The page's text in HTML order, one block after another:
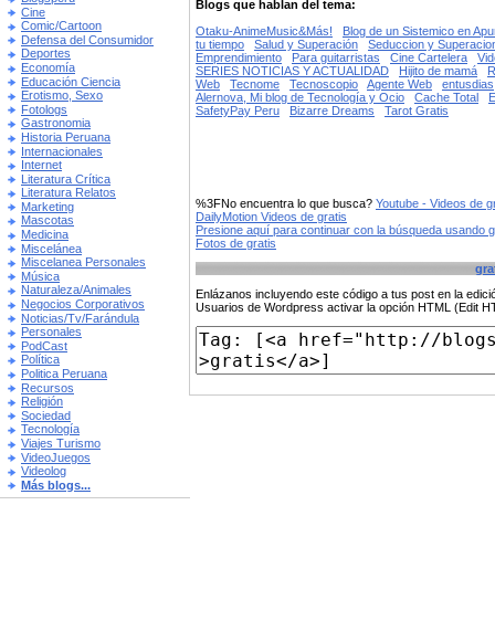
Cine
Comic/Cartoon
Defensa del Consumidor
Deportes
Economía
Educación Ciencia
Erotismo, Sexo
Fotologs
Gastronomia
Historia Peruana
Internacionales
Internet
Literatura Crítica
Literatura Relatos
Marketing
Mascotas
Medicina
Miscelánea
Miscelanea Personales
Música
Naturaleza/Animales
Negocios Corporativos
Noticias/Tv/Farándula
Personales
PodCast
Política
Politica Peruana
Recursos
Religión
Sociedad
Tecnología
Viajes Turismo
VideoJuegos
Videolog
Más blogs...
Blogs que hablan del tema:
Otaku-AnimeMusic&Más!
Blog de un Sistemico en
tu tiempo
Salud y Superación
Seduccion y
Emprendimiento
Para guitarristas Cine Cartelera
SERIES NOTICIAS Y ACTUALIDAD
Hijito de mamá
Web
Tecnome Tecnoscopio Agente Web
entusdias
Alernova, Mi blog de Tecnología y Ocio
Cache Total
SafetyPay Peru
Bizarre Dreams Tarot Gratis
%3FNo encuentra lo que busca? Youtube - Videos de
DailyMotion Videos de gratis
Presione aquí para continuar con la búsqueda usando
Fotos de gratis
Enlázanos incluyendo este código a tus post en la
Usuarios de Wordpress activar la opción HTML (Edit